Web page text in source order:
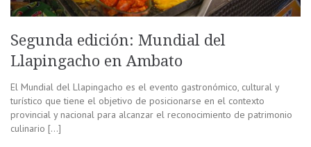
Segunda edición: Mundial del
Llapingacho en Ambato
El Mundial del Llapingacho es el evento gastronómico, cultural y
turístico que tiene el objetivo de posicionarse en el contexto
provincial y nacional para alcanzar el reconocimiento de patrimonio
culinario […]